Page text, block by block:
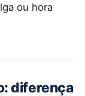
ou hora
diferença